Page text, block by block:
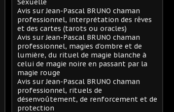
Sexuelle
Avis sur Jean-Pascal BRUNO chaman
professionnel, interprétation des rêves
et des cartes (tarots ou oracles)
Avis sur Jean-Pascal BRUNO chaman
professionnel, magies d'ombre et de
lumière, du rituel de magie blanche à
celui de magie noire en passant par la
magie rouge
Avis sur Jean-Pascal BRUNO chaman
professionnel, rituels de
désenvoûtement, de renforcement et de
protection